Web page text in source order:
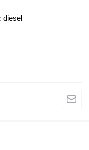
diesel